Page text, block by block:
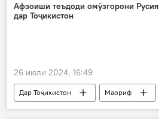
Афзоиши теъдоди омӯзгорони Русия
дар Тоҷикистон
26 июли 2024, 16:49
Дар Тоҷикистон Маориф
омӯзгор
Русия